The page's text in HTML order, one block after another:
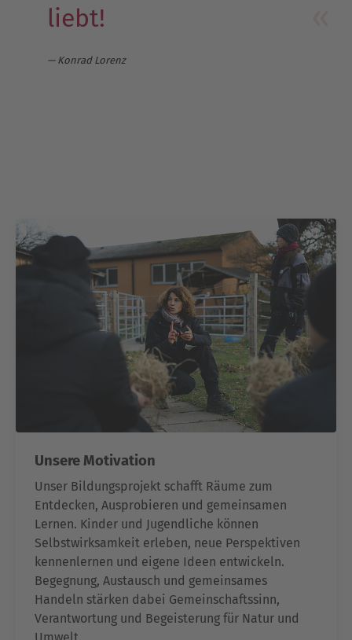
liebt!
Konrad Lorenz
Unsere Motivation
Unser Bildungsprojekt schafft Räume zum
Entdecken, Ausprobieren und gemeinsamen
Lernen. Kinder und Jugendliche können
Selbstwirksamkeit erleben, neue Perspektiven
kennenlernen und eigene Ideen entwickeln.
Begegnung, Austausch und gemeinsames
Handeln stärken dabei Gemeinschaftssinn,
Verantwortung und Begeisterung für Natur und